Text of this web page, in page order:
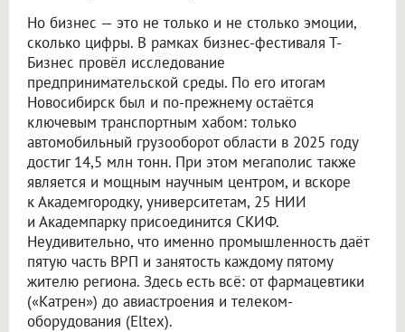
Но бизнес — это не только и не столько эмоции,
сколько цифры. В рамках бизнес-фестиваля Т-
Бизнес провёл исследование
предпринимательской среды. По его итогам
Новосибирск был и по-прежнему остаётся
ключевым транспортным хабом: только
автомобильный грузооборот области в 2025 году
достиг 14,5 млн тонн. При этом мегаполис также
является и мощным научным центром, и вскоре
к Академгородку, университетам, 25 НИИ
и Академпарку присоединится СКИФ.
Неудивительно, что именно промышленность даёт
пятую часть ВРП и занятость каждому пятому
жителю региона. Здесь есть всё: от фармацевтики
(«Катрен») до авиастроения и телеком-
оборудования (Eltex).